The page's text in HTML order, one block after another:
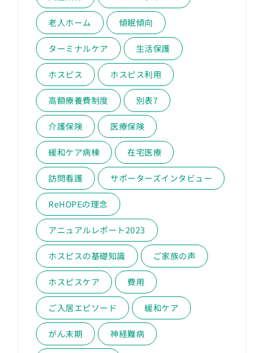
老人ホーム 傾眠傾向
ターミナルケア 生活保護
ホスピス ホスピス利用
高額療養費制度 別表7
介護保険 医療保険
緩和ケア病棟 在宅医療
訪問看護 サポーターズインタビュー
ReHOPEの理念
アニュアルレポート2023
ホスピスの基礎知識 ご家族の声
ホスピスケア 費用
ご入居エピソード 緩和ケア
がん末期 神経難病